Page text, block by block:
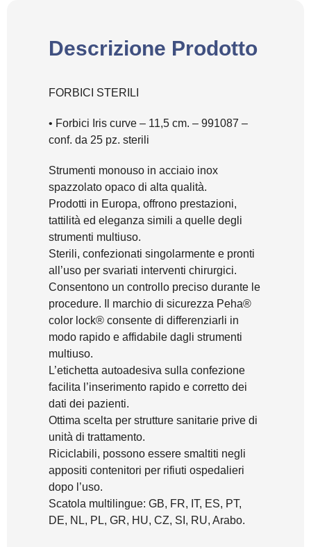
Descrizione Prodotto
FORBICI STERILI
• Forbici Iris curve – 11,5 cm. – 991087 –
conf. da 25 pz. sterili
Strumenti monouso in acciaio inox
spazzolato opaco di alta qualità.
Prodotti in Europa, offrono prestazioni,
tattilità ed eleganza simili a quelle degli
strumenti multiuso.
Sterili, confezionati singolarmente e pronti
all’uso per svariati interventi chirurgici.
Consentono un controllo preciso durante le
procedure. Il marchio di sicurezza Peha®
color lock® consente di differenziarli in
modo rapido e affidabile dagli strumenti
multiuso.
L’etichetta autoadesiva sulla confezione
facilita l’inserimento rapido e corretto dei
dati dei pazienti.
Ottima scelta per strutture sanitarie prive di
unità di trattamento.
Riciclabili, possono essere smaltiti negli
appositi contenitori per rifiuti ospedalieri
dopo l’uso.
Scatola multilingue: GB, FR, IT, ES, PT,
DE, NL, PL, GR, HU, CZ, SI, RU, Arabo.